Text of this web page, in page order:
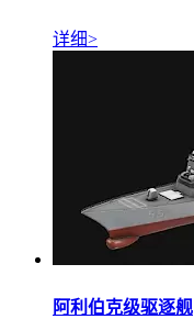
详细>
阿利伯克级驱逐舰